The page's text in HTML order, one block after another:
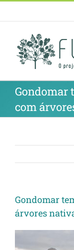
Gondomar
com
Gondomar
árvores